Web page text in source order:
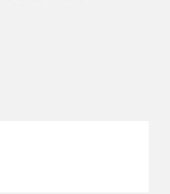
je een
– De finishing